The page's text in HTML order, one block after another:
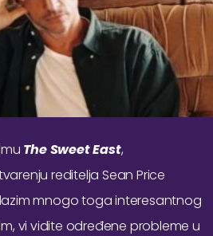
The Sweet East,
reditelja Sean Price
mnogo toga interesantnog
vi vidite određene probleme u